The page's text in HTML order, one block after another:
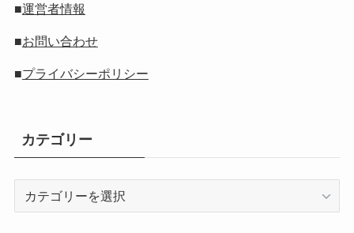
■運営者情報
■お問い合わせ
■プライバシーポリシー
カテゴリー